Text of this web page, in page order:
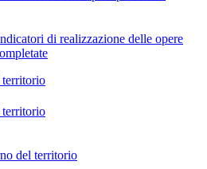
di realizzazione delle opere
territorio
territorio
del territorio